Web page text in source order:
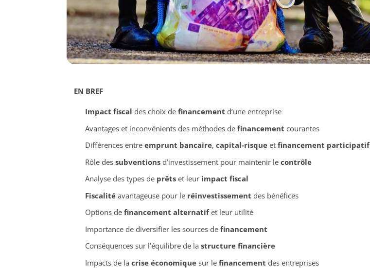
EN BREF
Impact fiscal des choix de financement d’une entreprise
Avantages et inconvénients des méthodes de financement courantes
Différences entre emprunt bancaire, capital-risqueet financement participatif
Rôle des subventionsd’investissement pour maintenir le contrôle
Analyse des types de prêtset leur impact fiscal
Fiscalitéavantageuse pour le réinvestissement des bénéfices
Options de financement alternatifet leur utilité
Importance de diversifier les sources de financement
Conséquences sur l’équilibre de la structure financière
Impacts de la crise économiquesur le financement des entreprises